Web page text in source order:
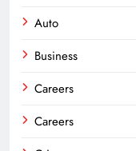
Auto
Business
Careers
Careers